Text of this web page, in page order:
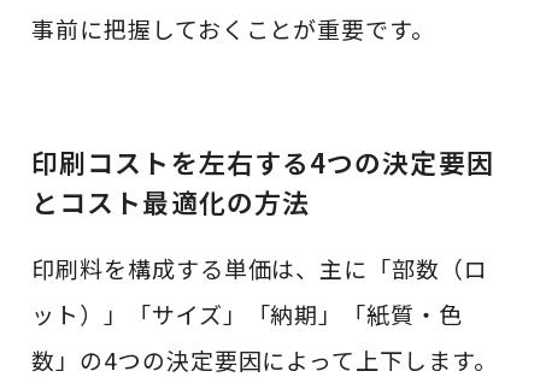
事前に把握しておくことが重要です。
印刷コストを左右する4つの決定要因
とコスト最適化の方法
印刷料を構成する単価は、主に「部数（ロ
ット）」「サイズ」「納期」「紙質・色
数」の4つの決定要因によって上下します。